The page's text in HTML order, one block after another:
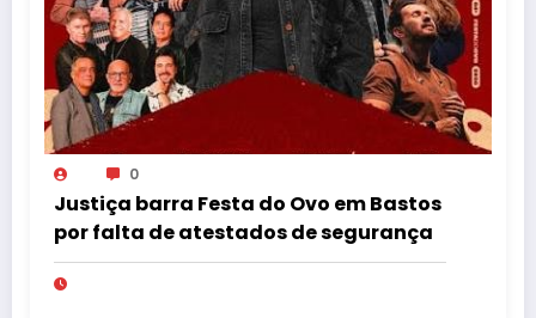
0
Justiça barra Festa do Ovo em Bastos
por falta de atestados de segurança